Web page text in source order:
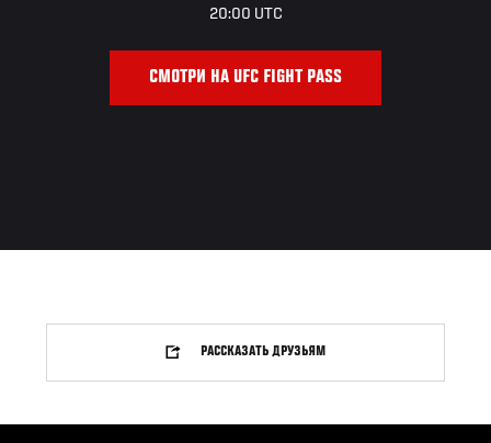
20:00 UTC
СМОТРИ НА UFC FIGHT PASS
РАССКАЗАТЬ ДРУЗЬЯМ